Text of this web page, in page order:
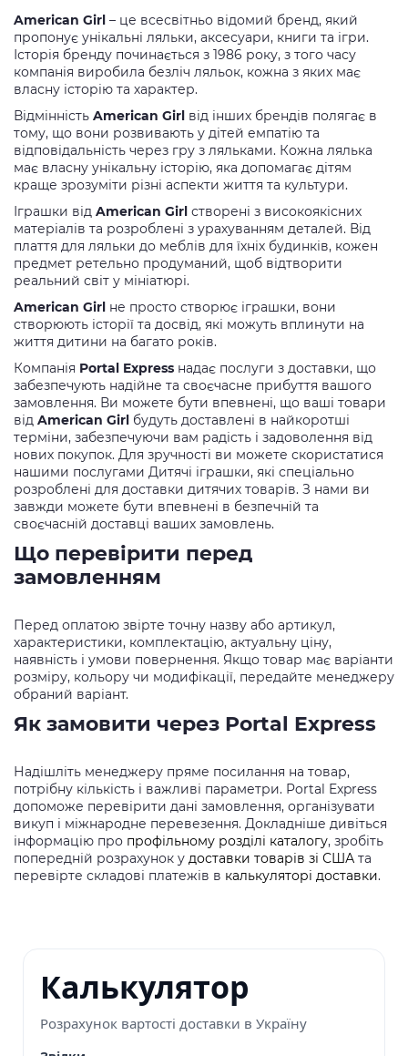
American Girl – це всесвітньо відомий бренд, який
пропонує унікальні ляльки, аксесуари, книги та ігри.
Історія бренду починається з 1986 року, з того часу
компанія виробила безліч ляльок, кожна з яких має
власну історію та характер.
Відмінність American Girl від інших брендів полягає в
тому, що вони розвивають у дітей емпатію та
відповідальність через гру з ляльками. Кожна лялька
має власну унікальну історію, яка допомагає дітям
краще зрозуміти різні аспекти життя та культури.
Іграшки від American Girl створені з високоякісних
матеріалів та розроблені з урахуванням деталей. Від
плаття для ляльки до меблів для їхніх будинків, кожен
предмет ретельно продуманий, щоб відтворити
реальний світ у мініатюрі.
American Girl не просто створює іграшки, вони
створюють історії та досвід, які можуть вплинути на
життя дитини на багато років.
Компанія Portal Express надає послуги з доставки, що
забезпечують надійне та своєчасне прибуття вашого
замовлення. Ви можете бути впевнені, що ваші товари
від American Girl будуть доставлені в найкоротші
терміни, забезпечуючи вам радість і задоволення від
нових покупок. Для зручності ви можете скористатися
нашими послугами Дитячі іграшки, які спеціально
розроблені для доставки дитячих товарів. З нами ви
завжди можете бути впевнені в безпечній та
своєчасній доставці ваших замовлень.
Що перевірити перед
замовленням
Перед оплатою звірте точну назву або артикул,
характеристики, комплектацію, актуальну ціну,
наявність і умови повернення. Якщо товар має варіанти
розміру, кольору чи модифікації, передайте менеджеру
обраний варіант.
Як замовити через Portal Express
Надішліть менеджеру пряме посилання на товар,
потрібну кількість і важливі параметри. Portal Express
допоможе перевірити дані замовлення, організувати
викуп і міжнародне перевезення. Докладніше дивіться
інформацію про профільному розділі каталогу, зробіть
попередній розрахунок у доставки товарів зі США та
перевірте складові платежів в калькуляторі доставки.
Калькулятор
Розрахунок вартості доставки в Україну